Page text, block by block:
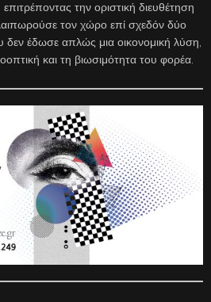
την οριστική διευθέτηση
τον χώρο επί σχεδόν δύο
δεν έδωσε απλώς μια οικονομική λύση,
και τη βιωσιμότητα του φορέα.